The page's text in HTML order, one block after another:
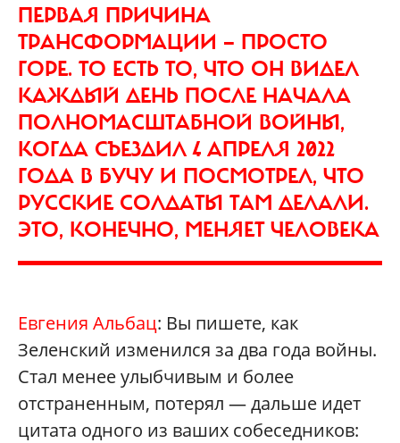
ПЕРВАЯ ПРИЧИНА
ТРАНСФОРМАЦИИ — ПРОСТО
ГОРЕ. ТО ЕСТЬ ТО, ЧТО ОН ВИДЕЛ
КАЖДЫЙ ДЕНЬ ПОСЛЕ НАЧАЛА
ПОЛНОМАСШТАБНОЙ ВОЙНЫ,
КОГДА СЪЕЗДИЛ 4 АПРЕЛЯ 2022
ГОДА В БУЧУ И ПОСМОТРЕЛ, ЧТО
РУССКИЕ СОЛДАТЫ ТАМ ДЕЛАЛИ.
ЭТО, КОНЕЧНО, МЕНЯЕТ ЧЕЛОВЕКА
Евгения Альбац: Вы пишете, как
Зеленский изменился за два года войны.
Стал менее улыбчивым и более
отстраненным, потерял — дальше идет
цитата одного из ваших собеседников: